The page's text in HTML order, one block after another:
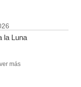
la Luna
ver más